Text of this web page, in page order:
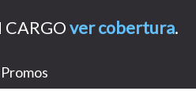
CARGOver cobertura.
Promos